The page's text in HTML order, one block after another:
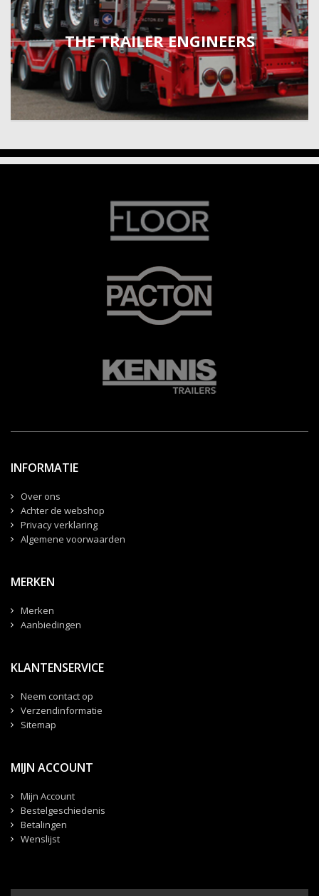
THE TRAILER ENGINEERS
INFORMATIE
Over ons
Achter de webshop
Privacy verklaring
Algemene voorwaarden
MERKEN
Merken
Aanbiedingen
KLANTENSERVICE
Neem contact op
Verzendinformatie
Sitemap
MIJN ACCOUNT
Mijn Account
Bestelgeschiedenis
Betalingen
Wenslijst